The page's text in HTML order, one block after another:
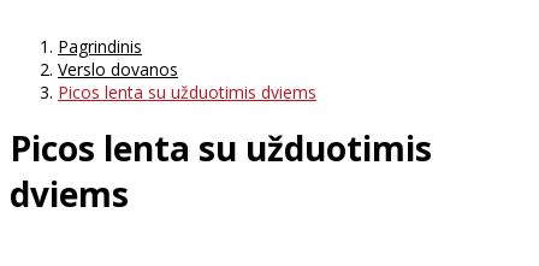
Pagrindinis
Verslo dovanos
Picos lenta su užduotimis dviems
Picos lenta su užduotimis
dviems